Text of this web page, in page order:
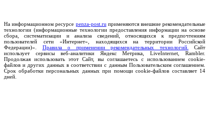
На информационном ресурсе penza-post.ru применяются внешние рекомендательные
технологии (информационные технологии предоставления информации на основе
сбора, систематизации и анализа сведений, относящихся к предпочтениям
пользователей сети «Интернет», находящихся на территории Российской
Федерации)». Правила о применении рекомендательных технологий.
Сайт
использует сервисы веб-аналитики Яндекс Метрика, LiveInternet, Rambler.
Продолжая использовать этот Сайт, вы соглашаетесь с использованием cookie-
файлов и других данных в соответствии с данным Пользовательским соглашением.
Срок обработки персональных данных при помощи cookie-файлов составляет 14
дней.